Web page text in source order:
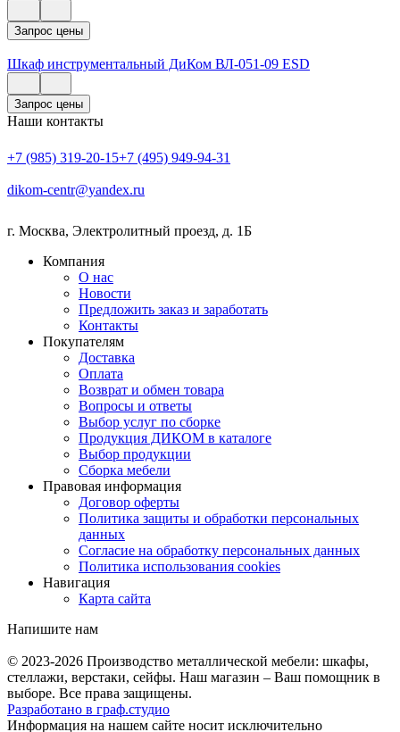
Запрос цены
Шкаф инструментальный ДиКом ВЛ-051-09 ESD
Запрос цены
Наши контакты
+7 (985) 319-20-15+7 (495) 949-94-31
dikom-centr@yandex.ru
г. Москва, Электролитный проезд, д. 1Б
Компания
О нас
Новости
Предложить заказ и заработать
Контакты
Покупателям
Доставка
Оплата
Возврат и обмен товара
Вопросы и ответы
Выбор услуг по сборке
Продукция ДИКОМ в каталоге
Выбор продукции
Сборка мебели
Правовая информация
Договор оферты
Политика защиты и обработки персональных
данных
Согласие на обработку персональных данных
Политика использования cookies
Навигация
Карта сайта
Напишите нам
© 2023-2026 Производство металлической мебели: шкафы,
стеллажи, верстаки, сейфы. Наш магазин – Ваш помощник в
выборе. Все права защищены.
Разработано в граф.студио
Информация на нашем сайте носит исключительно